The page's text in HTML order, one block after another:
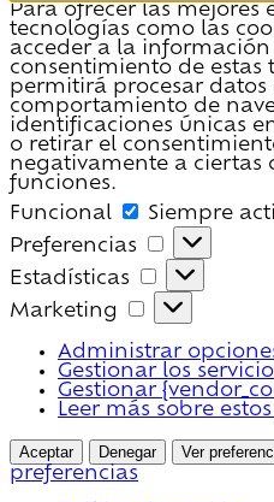
Para ofrecer las mejores
tecnologías como las
acceder a la
consentimiento de estas
permitirá procesar datos
comportamiento de
identificaciones únicas
o retirar el
negativamente a ciertas
funciones.
Funcional
Funcional
Siempre
Preferencias
Estadísticas
Estadísticas
Marketing
Marketing
Administrar
Gestionar los
Gestionar
Leer más sobre
Aceptar Denegar Ver
preferencias